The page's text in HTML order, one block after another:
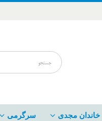
خاندان مجدی سرگرمی